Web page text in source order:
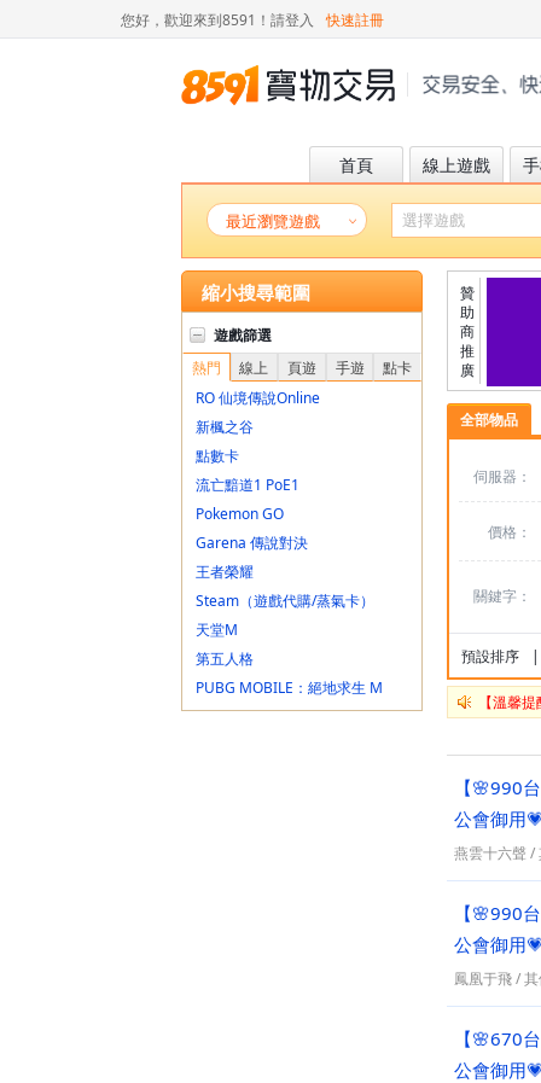
您好，歡迎來到8591！ 請登入 快速註冊
首頁 線上遊戲
最近瀏覽遊戲
縮小搜尋範圍
遊戲篩選
熱門
線上 頁遊 手遊
點卡
RO 仙境傳說Online
新楓之谷
點數卡
流亡黯道1 PoE1
Pokemon GO
Garena 傳說對決
王者榮耀
Steam（遊戲代購/蒸氣卡）
天堂M
第五人格
PUBG MOBILE：絕地求生 M
原神 Genshin Impact
贊
助
商
推
廣
全部物品
伺服器：
價格：
關鍵字：
預設排序 |
【溫馨
【🌸990
公會御用
燕雲十六聲 /
【🌸990
公會御用
鳳凰于飛/
【🌸670
公會御用